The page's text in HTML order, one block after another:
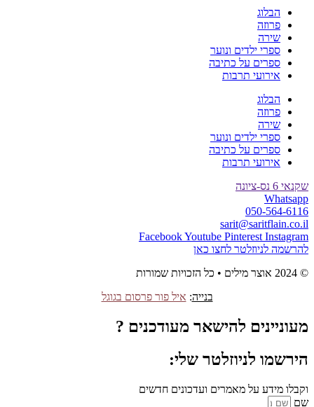
הבלוג
פרוזה
שירה
ספרי ילדים ונוער
ספרים על כתיבה
אירועי תרבות
הבלוג
פרוזה
שירה
ספרי ילדים ונוער
ספרים על כתיבה
אירועי תרבות
שקנאי 6 נס-ציונה
Whatsapp
050-564-6116
sarit@saritflain.co.il
FacebookYoutube Pinterest Instagram
להרשמה לניוזלטר לחצו כאן
© 2024 אוצר מילים • כל הזכויות שמורות
בנייה: איל פור פרסום בגוגל
מעוניינים להישאר מעודכנים ?
הירשמו לניוזלטר שלי:
וקבלו מידע על מאמרים ועדכונים חדשים
שם